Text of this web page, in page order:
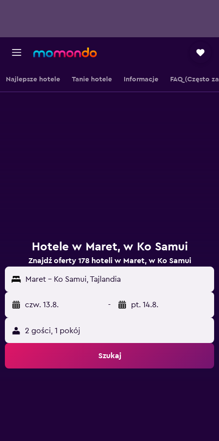
Najlepsze hotele Tanie hotele Informacje FAQ (Często
Hotele w Maret, w Ko Samui
Znajdź oferty 178 hoteli w Maret, w Ko Samui
Maret - Ko Samui, Tajlandia
czw. 13.8. - pt. 14.8.
2 gości, 1 pokój
Szukaj